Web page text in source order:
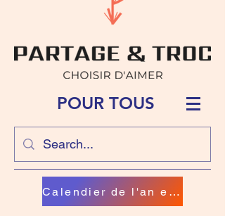
POUR TOUS
Calendier de l'an en chanson